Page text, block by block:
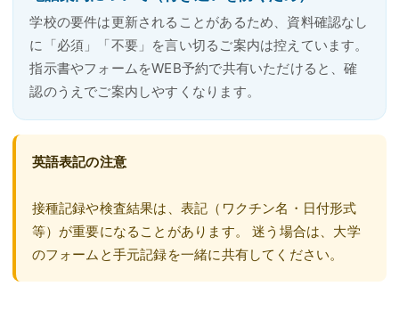
学校の要件は更新されることがあるため、資料確認なし
に「必須」「不要」を言い切るご案内は控えています。
指示書やフォームをWEB予約で共有いただけると、確
認のうえでご案内しやすくなります。
英語表記の注意
接種記録や検査結果は、表記（ワクチン名・日付形式
等）が重要になることがあります。 迷う場合は、大学
のフォームと手元記録を一緒に共有してください。